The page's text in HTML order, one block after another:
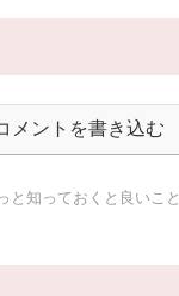
メントを書き込む
と知っておくと良いこと